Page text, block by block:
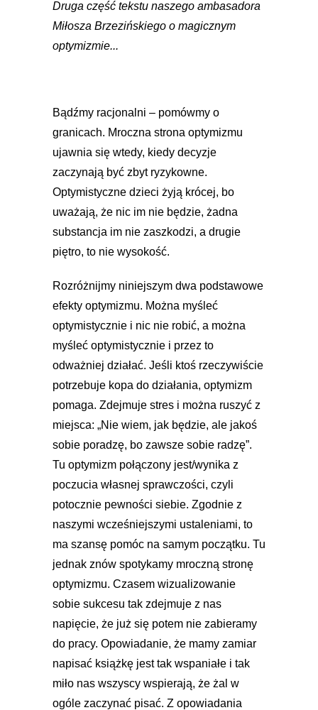
Druga część tekstu naszego ambasadora
Miłosza Brzezińskiego o magicznym
optymizmie...
Bądźmy racjonalni – pomówmy o
granicach. Mroczna strona optymizmu
ujawnia się wtedy, kiedy decyzje
zaczynają być zbyt ryzykowne.
Optymistyczne dzieci żyją krócej, bo
uważają, że nic im nie będzie, żadna
substancja im nie zaszkodzi, a drugie
piętro, to nie wysokość.
Rozróżnijmy niniejszym dwa podstawowe
efekty optymizmu. Można myśleć
optymistycznie i nic nie robić, a można
myśleć optymistycznie i przez to
odważniej działać. Jeśli ktoś rzeczywiście
potrzebuje kopa do działania, optymizm
pomaga. Zdejmuje stres i można ruszyć z
miejsca: „Nie wiem, jak będzie, ale jakoś
sobie poradzę, bo zawsze sobie radzę”.
Tu optymizm połączony jest/wynika z
poczucia własnej sprawczości, czyli
potocznie pewności siebie. Zgodnie z
naszymi wcześniejszymi ustaleniami, to
ma szansę pomóc na samym początku. Tu
jednak znów spotykamy mroczną stronę
optymizmu. Czasem wizualizowanie
sobie sukcesu tak zdejmuje z nas
napięcie, że już się potem nie zabieramy
do pracy. Opowiadanie, że mamy zamiar
napisać książkę jest tak wspaniałe i tak
miło nas wszyscy wspierają, że żal w
ogóle zaczynać pisać. Z opowiadania